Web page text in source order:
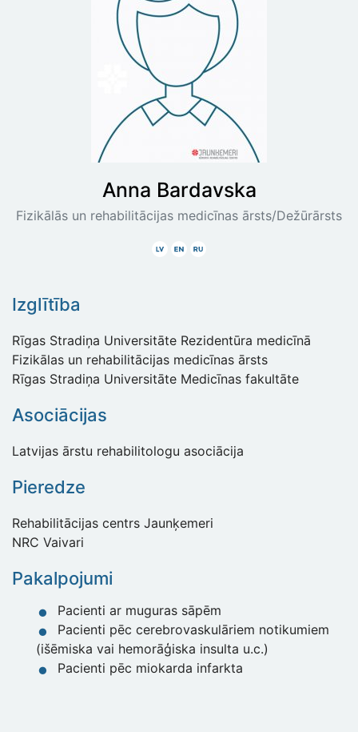
Anna Bardavska
Fizikālās un rehabilitācijas medicīnas ārsts/Dežūrārsts
Latviski
AngliskiKrieviski
Izglītība
Rīgas Stradiņa Universitāte Rezidentūra medicīnā
Fizikālas un rehabilitācijas medicīnas ārsts
Rīgas Stradiņa Universitāte Medicīnas fakultāte
Asociācijas
Latvijas ārstu rehabilitologu asociācija
Pieredze
Rehabilitācijas centrs Jaunķemeri
NRC Vaivari
Pakalpojumi
Pacienti ar muguras sāpēm
Pacienti pēc cerebrovaskulāriem notikumiem
(išēmiska vai hemorāģiska insulta u.c.)
Pacienti pēc miokarda infarkta